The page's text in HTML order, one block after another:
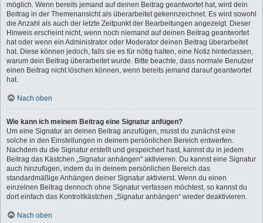
möglich. Wenn bereits jemand auf deinen Beitrag geantwortet hat, wird dein
Beitrag in der Themenansicht als überarbeitet gekennzeichnet. Es wird sowohl
die Anzahl als auch der letzte Zeitpunkt der Bearbeitungen angezeigt. Dieser
Hinweis erscheint nicht, wenn noch niemand auf deinen Beitrag geantwortet
hat oder wenn ein Administrator oder Moderator deinen Beitrag überarbeitet
hat. Diese können jedoch, falls sie es für nötig halten, eine Notiz hinterlassen,
warum dein Beitrag überarbeitet wurde. Bitte beachte, dass normale Benutzer
einen Beitrag nicht löschen können, wenn bereits jemand darauf geantwortet
hat.
Nach oben
Wie kann ich meinem Beitrag eine Signatur anfügen?
Um eine Signatur an deinen Beitrag anzufügen, musst du zunächst eine
solche in den Einstellungen in deinem persönlichen Bereich entwerfen.
Nachdem du die Signatur erstellt und gespeichert hast, kannst du in jedem
Beitrag das Kästchen „Signatur anhängen“ aktivieren. Du kannst eine Signatur
auch hinzufügen, indem du in deinem persönlichen Bereich das
standardmäßige Anhängen deiner Signatur aktivierst. Wenn du einen
einzelnen Beitrag dennoch ohne Signatur verfassen möchtest, so kannst du
dort einfach das Kontrollkästchen „Signatur anhängen“ wieder deaktivieren.
Nach oben